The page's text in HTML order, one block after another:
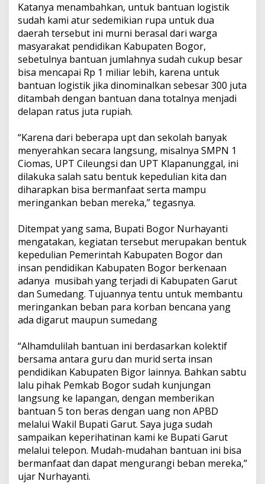
Katanya menambahkan, untuk bantuan logistik
sudah kami atur sedemikian rupa untuk dua
daerah tersebut ini murni berasal dari warga
masyarakat pendidikan Kabupaten Bogor,
sebetulnya bantuan jumlahnya sudah cukup besar
bisa mencapai Rp 1 miliar lebih, karena untuk
bantuan logistik jika dinominalkan sebesar 300 juta
ditambah dengan bantuan dana totalnya menjadi
delapan ratus juta rupiah.
“Karena dari beberapa upt dan sekolah banyak
menyerahkan secara langsung, misalnya SMPN 1
Ciomas, UPT Cileungsi dan UPT Klapanunggal, ini
dilakuka salah satu bentuk kepedulian kita dan
diharapkan bisa bermanfaat serta mampu
meringankan beban mereka,” tegasnya.
Ditempat yang sama, Bupati Bogor Nurhayanti
mengatakan, kegiatan tersebut merupakan bentuk
kepedulian Pemerintah Kabupaten Bogor dan
insan pendidikan Kabupaten Bogor berkenaan
adanya musibah yang terjadi di Kabupaten Garut
dan Sumedang. Tujuannya tentu untuk membantu
meringankan beban para korban bencana yang
ada digarut maupun sumedang
“Alhamdulilah bantuan ini berdasarkan kolektif
bersama antara guru dan murid serta insan
pendidikan Kabupaten Bigor lainnya. Bahkan sabtu
lalu pihak Pemkab Bogor sudah kunjungan
langsung ke lapangan, dengan memberikan
bantuan 5 ton beras dengan uang non APBD
melalui Wakil Bupati Garut. Saya juga sudah
sampaikan keperihatinan kami ke Bupati Garut
melalui telepon. Mudah-mudahan bantuan ini bisa
bermanfaat dan dapat mengurangi beban mereka,”
ujar Nurhayanti.